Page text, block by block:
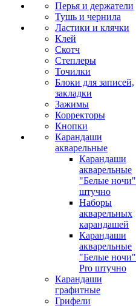
Перья и держатели
Тушь и чернила
Ластики и клячки
Клей
Скотч
Степлеры
Точилки
Блоки для записей,
закладки
Зажимы
Корректоры
Кнопки
Карандаши
акварельные
Карандаши
акварельные
"Белые ночи"
штучно
Наборы
акварельных
карандашей
Карандаши
акварельные
"Белые ночи"
Pro штучно
Карандаши
графитные
Грифели